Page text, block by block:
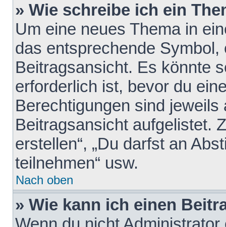
» Wie schreibe ich ein
Um eine neues Thema in
das entsprechende
Beitragsansicht. Es könnte
erforderlich ist, bevor du
Berechtigungen sind
Beitragsansicht aufgelistet.
erstellen“, „Du darfst an
teilnehmen“ usw.
Nach oben
» Wie kann ich einen